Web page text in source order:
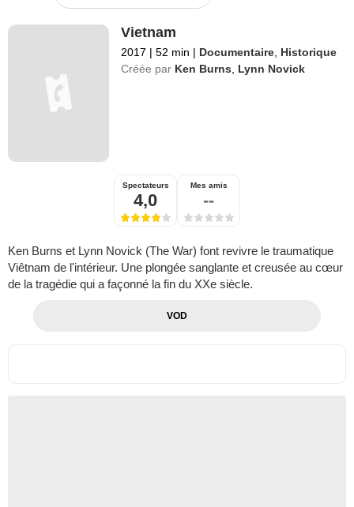
Vietnam
2017 | 52 min | Documentaire Historique
Créée par Ken Burns Lynn Novick
Spectateurs
4,0
Mes amis
--
Ken Burns et Lynn Novick (The War) font revivre le traumatique
Viêtnam de l'intérieur. Une plongée sanglante et creusée au cœur
de la tragédie qui a façonné la fin du XXe siècle.
VOD